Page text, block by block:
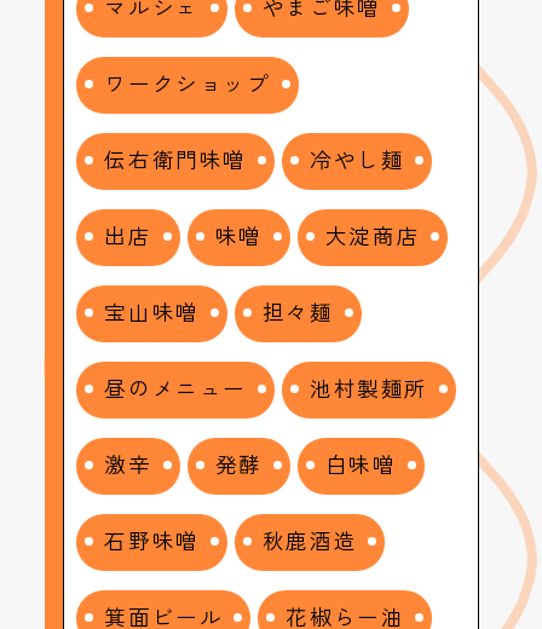
マルシェ やまご味噌
ワークショップ
伝右衛門味噌 冷やし麺
出店 味噌 大淀商店
宝山味噌 担々麺
昼のメニュー 池村製麺所
激辛 発酵 白味噌
石野味噌 秋鹿酒造
箕面ビール 花椒らー油